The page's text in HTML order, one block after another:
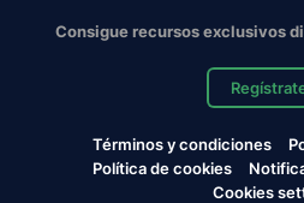
Consigue recursos exclusivos
Términos y condiciones
Política de cookies
Cookies